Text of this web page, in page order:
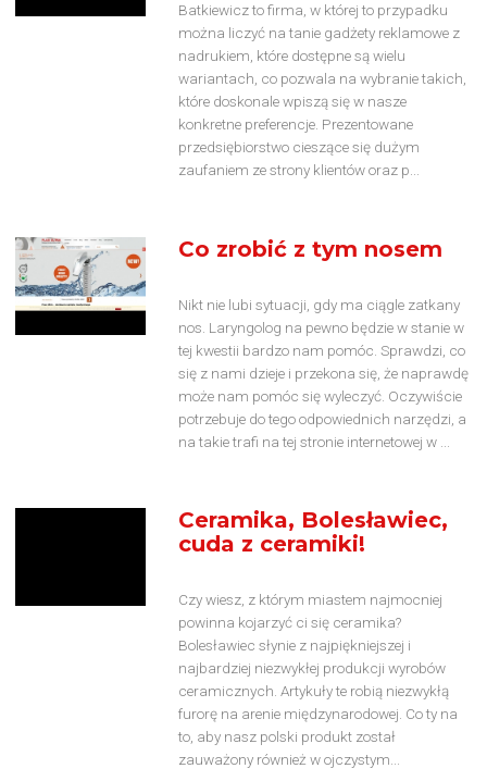
Batkiewicz to firma, w której to przypadku
można liczyć na tanie gadżety reklamowe z
nadrukiem, które dostępne są wielu
wariantach, co pozwala na wybranie takich,
które doskonale wpiszą się w nasze
konkretne preferencje. Prezentowane
przedsiębiorstwo cieszące się dużym
zaufaniem ze strony klientów oraz p...
Co zrobić z tym nosem
Nikt nie lubi sytuacji, gdy ma ciągle zatkany
nos. Laryngolog na pewno będzie w stanie w
tej kwestii bardzo nam pomóc. Sprawdzi, co
się z nami dzieje i przekona się, że naprawdę
może nam pomóc się wyleczyć. Oczywiście
potrzebuje do tego odpowiednich narzędzi, a
na takie trafi na tej stronie internetowej w ...
Ceramika, Bolesławiec,
cuda z ceramiki!
Czy wiesz, z którym miastem najmocniej
powinna kojarzyć ci się ceramika?
Bolesławiec słynie z najpiękniejszej i
najbardziej niezwykłej produkcji wyrobów
ceramicznych. Artykuły te robią niezwykłą
furorę na arenie międzynarodowej. Co ty na
to, aby nasz polski produkt został
zauważony również w ojczystym...